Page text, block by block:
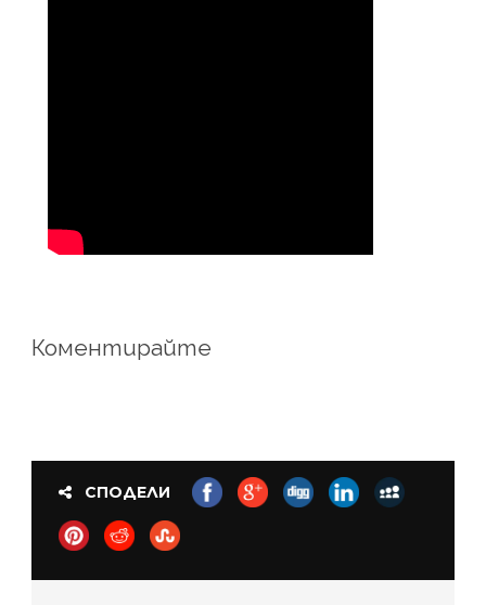
Коментирайте
СПОДЕЛИ